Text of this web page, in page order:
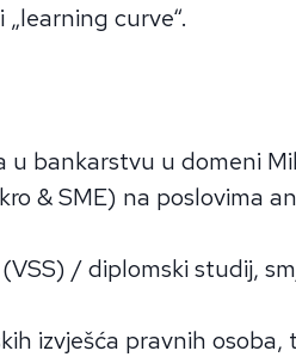
curve“.
u bankarstvu u domeni
& SME) na poslovima
/ diplomski studij,
izvješća pravnih osoba,